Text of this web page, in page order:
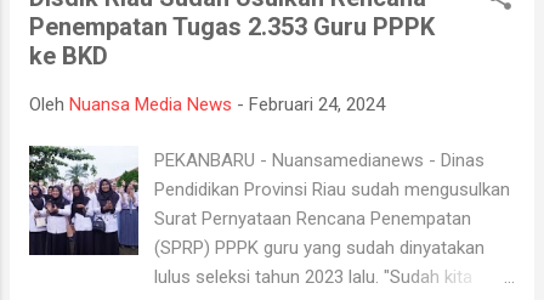
api yang kehilangan rem. Tak lama berselang,
diketahui jumlah korbannya. Sebagaimana
yang sama. Korban kecelakaan pertama
dikuburkan sedalam lima meter, sedangkan
yang kedua di galian dua meter di atasnya.
Penempatan Tugas 2.353 Guru PPPK
ke BKD
Oleh Nuansa Media News - Februari 24, 2024
PEKANBARU - Nuansamedianews - Dinas
Pendidikan Provinsi Riau sudah mengusulkan
Surat Pernyataan Rencana Penempatan
(SPRP) PPPK guru yang sudah dinyatakan
lulus seleksi tahun 2023 lalu. "Sudah kita